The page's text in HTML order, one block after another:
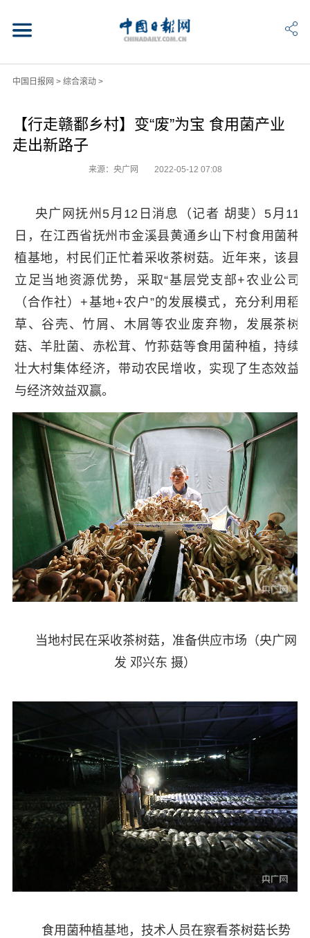
中国日报网 > 综合滚动>
【行走赣鄱乡村】变“废”为宝 食用菌产业
走出新路子
来源：央广网 2022-05-12 07:08
央广网抚州5月12日消息（记者 胡斐）5月11
日，在江西省抚州市金溪县黄通乡山下村食用菌种
植基地，村民们正忙着采收茶树菇。近年来，该县
立足当地资源优势，采取“基层党支部+农业公司
（合作社）+基地+农户”的发展模式，充分利用稻
草、谷壳、竹屑、木屑等农业废弃物，发展茶树
菇、羊肚菌、赤松茸、竹荪菇等食用菌种植，持续
壮大村集体经济，带动农民增收，实现了生态效益
与经济效益双赢。
当地村民在采收茶树菇，准备供应市场（央广网
发 邓兴东 摄）
食用菌种植基地，技术人员在察看茶树菇长势